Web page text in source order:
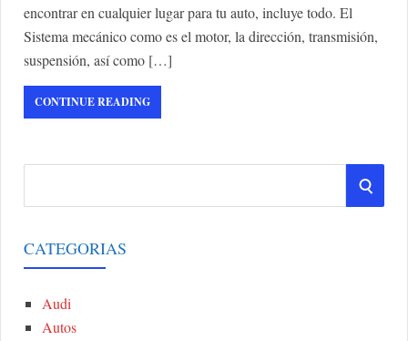
encontrar en cualquier lugar para tu auto, incluye todo. El
Sistema mecánico como es el motor, la dirección, transmisión,
suspensión, así como […]
CONTINUE READING
r
c
S
CATEGORIAS
Audi
Autos